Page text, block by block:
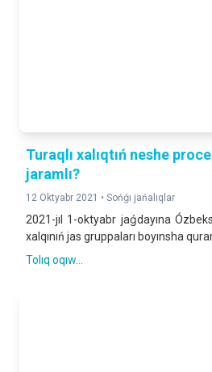
Turaqlı xalıqtıń neshe
jaramlı?
12 Oktyabr 2021 • Sońǵı jańalıqlar
2021-jıl 1-oktyabr jaǵdayına
xalqınıń jas gruppaları boyınsha
Tolıq oqıw...